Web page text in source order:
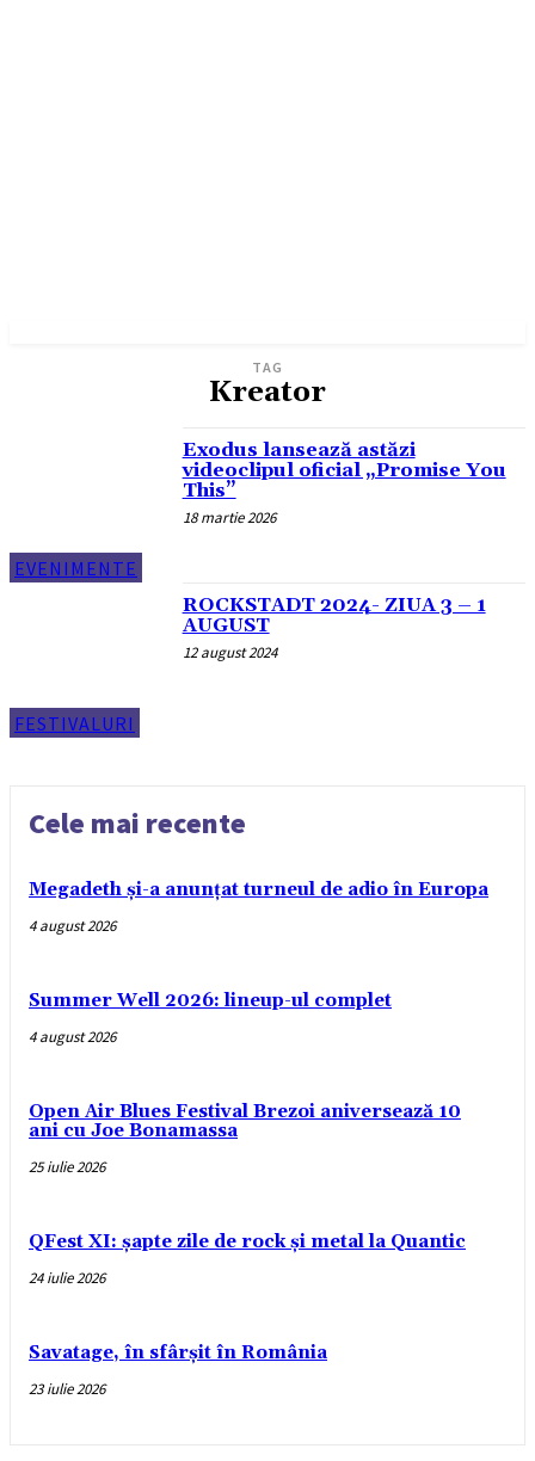
TAG
Kreator
EVENIMENTE
Exodus lansează astăzi
videoclipul oficial „Promise You
This”
18 martie 2026
FESTIVALURI
ROCKSTADT 2024- ZIUA 3 – 1
AUGUST
12 august 2024
Cele mai recente
Megadeth și-a anunțat turneul de adio în Europa
4 august 2026
Summer Well 2026: lineup-ul complet
4 august 2026
Open Air Blues Festival Brezoi aniversează 10
ani cu Joe Bonamassa
25 iulie 2026
QFest XI: șapte zile de rock și metal la Quantic
24 iulie 2026
Savatage, în sfârșit în România
23 iulie 2026